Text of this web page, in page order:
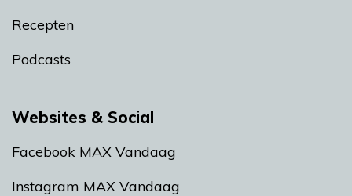
Recepten
Podcasts
Websites & Social
Facebook MAX Vandaag
Instagram MAX Vandaag